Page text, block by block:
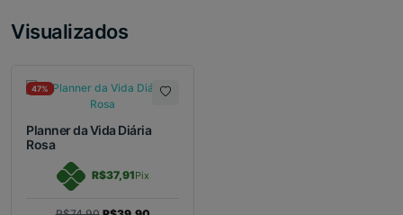
Visualizados
47%
Planner da Vida Diária
Rosa
R$37,91Pix